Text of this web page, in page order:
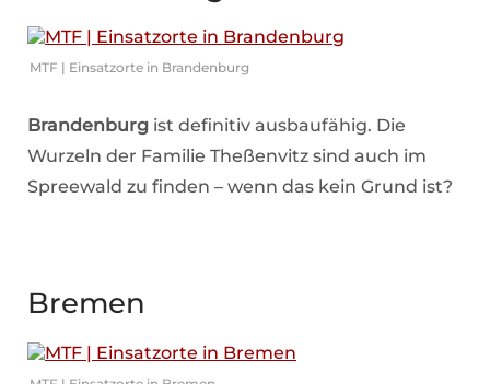
MTF | Einsatzorte in Brandenburg
Brandenburg ist definitiv ausbaufähig. Die
Wurzeln der Familie Theßenvitz sind auch im
Spreewald zu finden – wenn das kein Grund ist?
Bremen